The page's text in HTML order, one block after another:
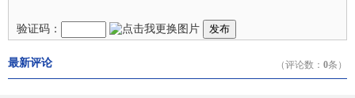
验证码： 发布
最新评论 （评论数： 0条）